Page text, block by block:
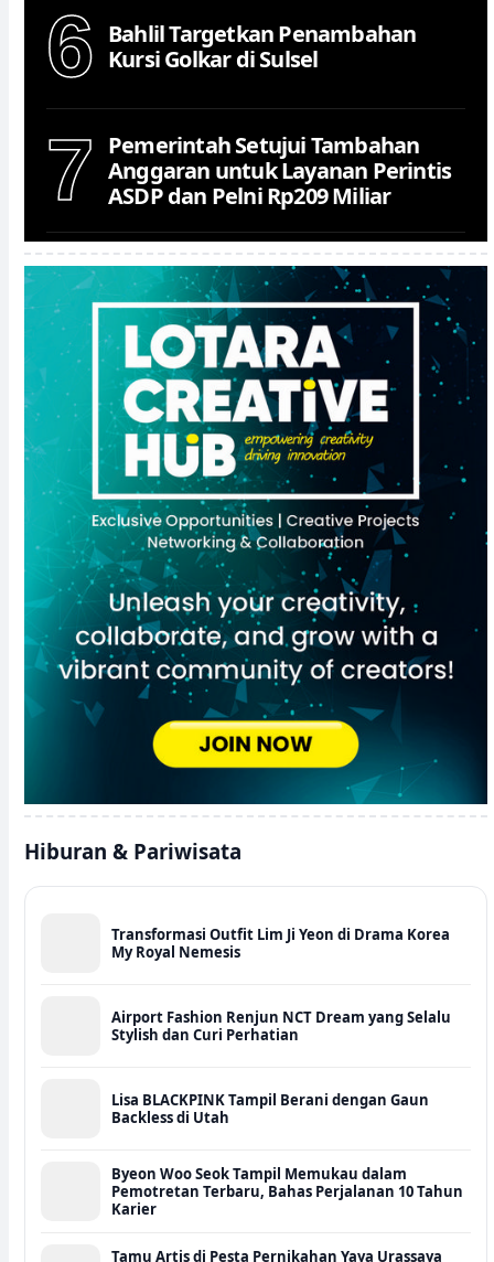
6
Bahlil Targetkan Penambahan
Kursi Golkar di Sulsel
7
Pemerintah Setujui Tambahan
Anggaran untuk Layanan Perintis
ASDP dan Pelni Rp209 Miliar
Hiburan & Pariwisata
Transformasi Outfit Lim Ji Yeon di Drama Korea
My Royal Nemesis
Airport Fashion Renjun NCT Dream yang Selalu
Stylish dan Curi Perhatian
Lisa BLACKPINK Tampil Berani dengan Gaun
Backless di Utah
Byeon Woo Seok Tampil Memukau dalam
Pemotretan Terbaru, Bahas Perjalanan 10 Tahun
Karier
Tamu Artis di Pesta Pernikahan Yaya Urassaya